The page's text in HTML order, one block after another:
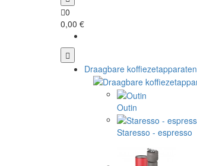
0
0,00 €
Draagbare koffiezetapparaten
Outin
Staresso - espresso